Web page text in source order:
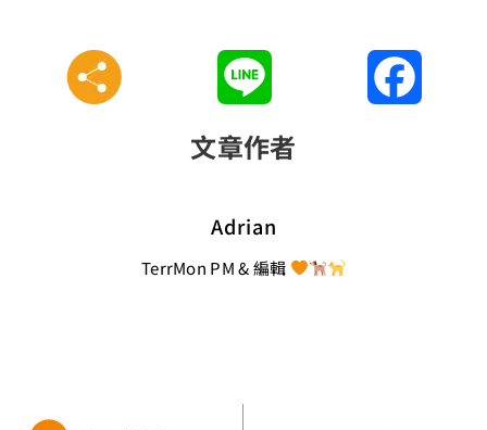
文章作者
Adrian
TerrMon PM & 編輯